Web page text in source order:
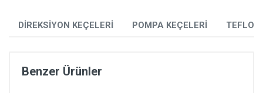
DİREKSİYON KEÇELERİ POMPA KEÇELERİ
Benzer Ürünler